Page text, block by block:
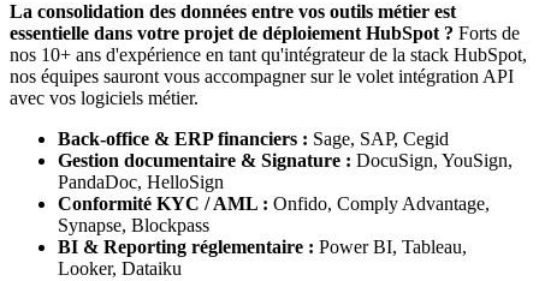
La consolidation des données entre vos outils métier est
essentielle dans votre projet de déploiement HubSpot ? Forts de
nos 10+ ans d'expérience en tant qu'intégrateur de la stack HubSpot,
nos équipes sauront vous accompagner sur le volet intégration API
avec vos logiciels métier.
Back-office & ERP financiers : Sage, SAP, Cegid
Gestion documentaire & Signature : DocuSign, YouSign,
PandaDoc, HelloSign
Conformité KYC / AML : Onfido, Comply Advantage,
Synapse, Blockpass
BI & Reporting réglementaire : Power BI, Tableau,
Looker, Dataiku